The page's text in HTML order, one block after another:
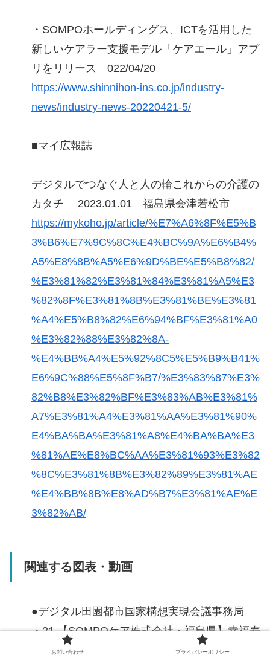
・SOMPOホールディングス、ICTを活用した
新しいケアラー支援モデル「ケアエール」アプ
リをリリース 022/04/20
https://www.shinnihon-ins.co.jp/industry-
news/industry-news-20220421-5/
■マイ広報誌
デジタルでつなぐ人と人の輪これからの介護の
カタチ 2023.01.01 福島県会津若松市
https://mykoho.jp/article/%E7%A6%8F%E5%B
3%B6%E7%9C%8C%E4%BC%9A%E6%B4%
A5%E8%8B%A5%E6%9D%BE%E5%B8%82/
%E3%81%82%E3%81%84%E3%81%A5%E3
%82%8F%E3%81%8B%E3%81%BE%E3%81
%A4%E5%B8%82%E6%94%BF%E3%81%A0
%E3%82%88%E3%82%8A-
%E4%BB%A4%E5%92%8C5%E5%B9%B41%
E6%9C%88%E5%8F%B7/%E3%83%87%E3%
82%B8%E3%82%BF%E3%83%AB%E3%81%
A7%E3%81%A4%E3%81%AA%E3%81%90%
E4%BA%BA%E3%81%A8%E4%BA%BA%E3
%81%AE%E8%BC%AA%E3%81%93%E3%82
%8C%E3%81%8B%E3%82%89%E3%81%AE
%E4%BB%8B%E8%AD%B7%E3%81%AE%E
3%82%AB/
関連する図表・動画
●デジタル田園都市国家構想実現会議事務局
・21.【SOMPOケア株式会社・福島県】幸福寿
命を延ばす在宅ケア支援ツール
お問い合わせ プライバシーポリシー